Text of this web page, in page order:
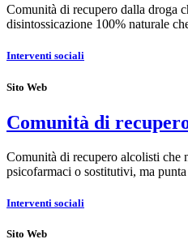
Comunità di recupero dalla droga
disintossicazione 100% naturale
Interventi sociali
Sito Web
Comunità di
Comunità di recupero alcolisti che
psicofarmaci o sostitutivi, ma
Interventi sociali
Sito Web